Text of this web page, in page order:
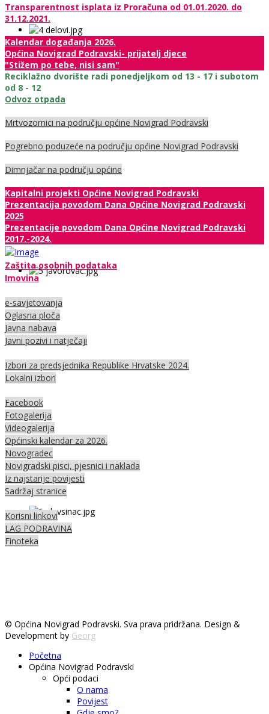
Transparentnost isplata iz Proračuna od 01.01.2020. do
31.12.2021.
Kalendar događanja 2026.
Općina Novigrad Podravski- prijatelj djece
"Stižem po tebe, nisi sam"
Reciklažno dvorište radi ponedjeljkom od 13 - 17 i subotom
od 8 - 12
Odvoz otpada
Mrtvozornici na području općine Novigrad Podravski
Pogrebno poduzeće na području općine Novigrad Podravski
Dimnjačar na području općine
Kapitalni projekti Općine Novigrad Podravski
Prezentacija povodom Dana Općine Novigrad Podravski
2025
Prezentacije povodom Dana Općine Novigrad Podravski
2017.-2024.
Zaštita osobnih podataka
Imovina
e-savjetovanja
Oglasna ploča
Javna nabava
Javni pozivi i natječaji
Izbori za predsjednika Republike Hrvatske 2024.
Lokalni izbori
Facebook
Fotogalerija
Videogalerija
Općinski kalendar za 2026.
Novogradec
Novigradski pisci, pjesnici i naklada
Iz najstarije povijesti
Sadržaj stranice
Korisni linkovi
LAG PODRAVINA
Finoteka
© Općina Novigrad Podravski. Sva prava pridržana. Design &
Development by Georg
Početna
Općina Novigrad Podravski
Opći podaci
O nama
Povijest